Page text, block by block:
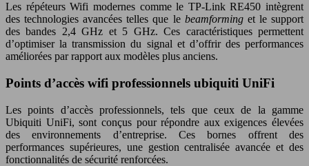
Les répéteurs Wifi modernes comme le TP-Link RE450 intègrent
des technologies avancées telles que le beamforming et le support
des bandes 2,4 GHz et 5 GHz. Ces caractéristiques permettent
d’optimiser la transmission du signal et d’offrir des performances
améliorées par rapport aux modèles plus anciens.
Points d’accès wifi professionnels ubiquiti UniFi
Les points d’accès professionnels, tels que ceux de la gamme
Ubiquiti UniFi, sont conçus pour répondre aux exigences élevées
des environnements d’entreprise. Ces bornes offrent des
performances supérieures, une gestion centralisée avancée et des
fonctionnalités de sécurité renforcées.